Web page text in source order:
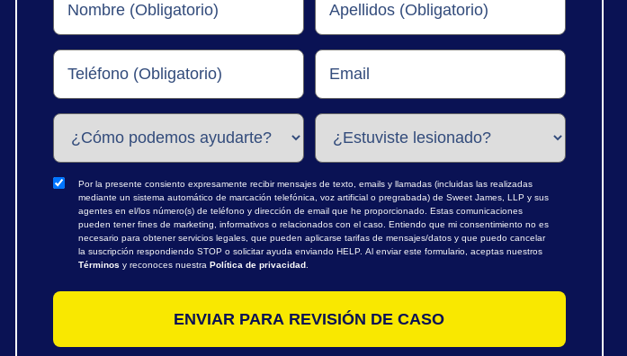
Por la presente consiento expresamente recibir mensajes de texto, emails y llamadas (incluidas las realizadas
mediante un sistema automático de marcación telefónica, voz artificial o pregrabada) de Sweet James, LLP y sus
agentes en el/los número(s) de teléfono y dirección de email que he proporcionado. Estas comunicaciones
pueden tener fines de marketing, informativos o relacionados con el caso. Entiendo que mi consentimiento no es
necesario para obtener servicios legales, que pueden aplicarse tarifas de mensajes/datos y que puedo cancelar
la suscripción respondiendo STOP o solicitar ayuda enviando HELP. Al enviar este formulario, aceptas nuestros
Términos y reconoces nuestra Política de privacidad .